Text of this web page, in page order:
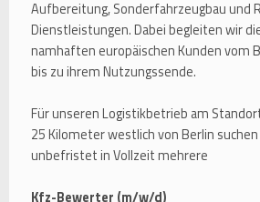
Aufbereitung, Sonderfahrzeugbau und
Dienstleistungen. Dabei begleiten wir
namhaften europäischen Kunden vom
bis zu ihrem Nutzungssende.
Für unseren Logistikbetrieb am
25 Kilometer westlich von Berlin
unbefristet in Vollzeit mehrere
Kfz-Bewerter (m/w/d)